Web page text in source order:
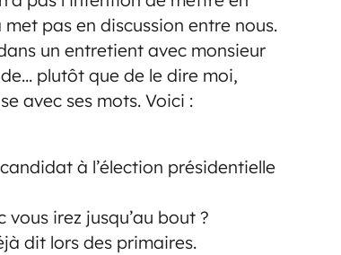
pas en discussion entre nous.
un entretient avec monsieur
plutôt que de le dire moi,
avec ses mots. Voici :
candidat à l’élection présidentielle
vous irez jusqu’au bout ?
dit lors des primaires.